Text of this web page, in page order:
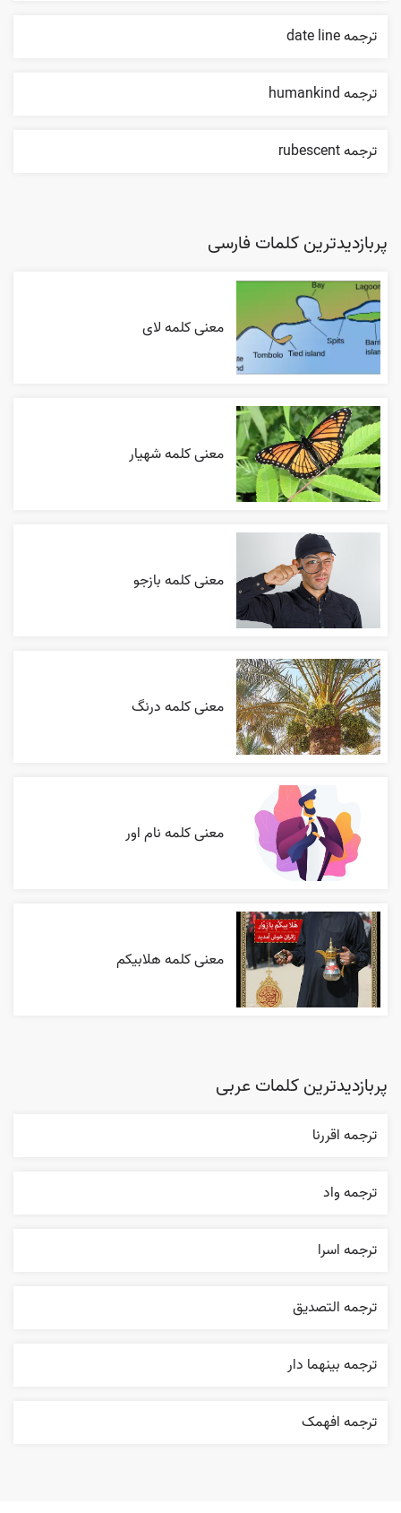
ترجمه date line
ترجمه humankind
ترجمه rubescent
پربازدیدترین کلمات فارسی
معنی کلمه لای
معنی کلمه شهیار
معنی کلمه بازجو
معنی کلمه درنگ
معنی کلمه نام اور
معنی کلمه هلابیکم
پربازدیدترین کلمات عربی
ترجمه اقررنا
ترجمه واد
ترجمه اسرا
ترجمه التصديق
ترجمه بينهما دار
ترجمه افهمک